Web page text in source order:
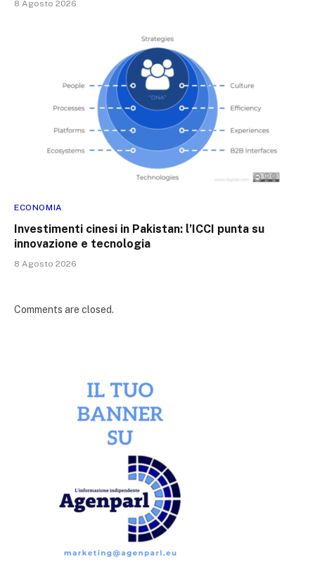
8 Agosto 2026
ECONOMIA
Investimenti cinesi in Pakistan: l’ICCI punta su
innovazione e tecnologia
8 Agosto 2026
Comments are closed.